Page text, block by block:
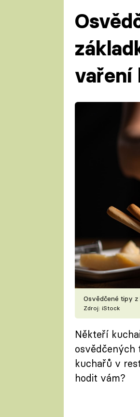
vaření
Osvědčené tipy
Zdroj: iStock
Někteří
osvědčených
kuchařů v
hodit vám?